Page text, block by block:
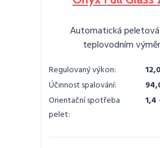
Automatická
teplovodním
Regulovaný výkon:
Účinnost spalování:
Orientační spotřeba
pelet: